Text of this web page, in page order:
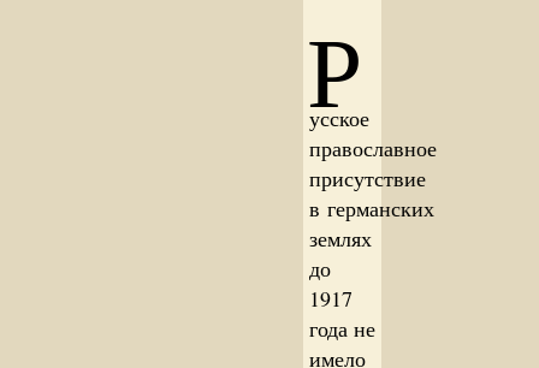
Р
усское
православное
присутствие
в германских
землях
до
1917
года не
имело